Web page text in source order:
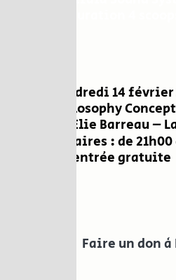
Vendredi 14 février
Philosophy
15 rue Elie Barreau –
Horaires : de
libre, entrée gratuite
Faire un don